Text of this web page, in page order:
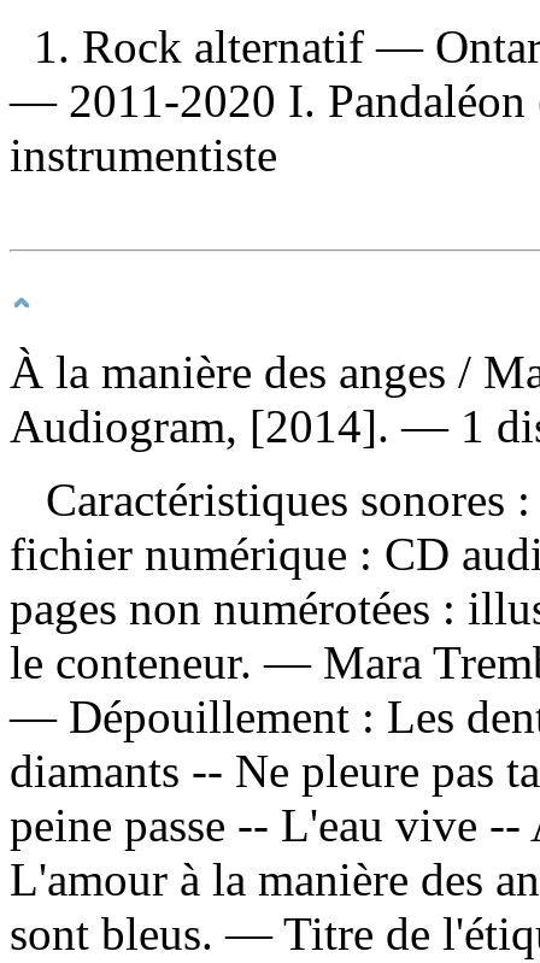
1. Rock alternatif —
— 2011-2020 I. Pandaléon
instrumentiste
À la manière des anges /
Audiogram, [2014]. — 1
Caractéristiques sonores
fichier numérique : CD
pages non numérotées :
le conteneur. — Mara
— Dépouillement : Les
diamants -- Ne pleure pas
peine passe -- L'eau vive
L'amour à la manière des
sont bleus. — Titre de